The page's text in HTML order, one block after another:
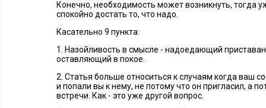
Конечно, необходимость может возникнуть, тогда
спокойно достать то, что надо.
Касательно 9 пункта:
1. Назойливость в смысле - надоедающий
оставляющий в покое.
2. Статья больше относиться к случаям когда ваш
и попали вы к нему, не потому что он пригласил, а
встречи. Как - это уже другой вопрос.